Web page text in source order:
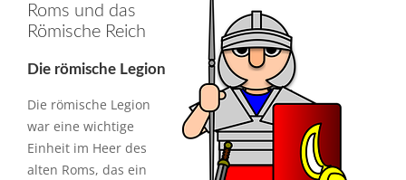
Roms und das
Römische Reich
Die römische Legion
Die römische Legion
war eine wichtige
Einheit im Heer des
alten Roms, das ein